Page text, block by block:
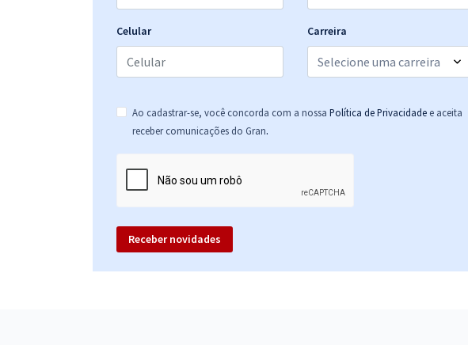
Celular Carreira
Ao cadastrar-se, você concorda com a nossa Política de Privacidade e aceita
receber comunicações do Gran.
Receber novidades